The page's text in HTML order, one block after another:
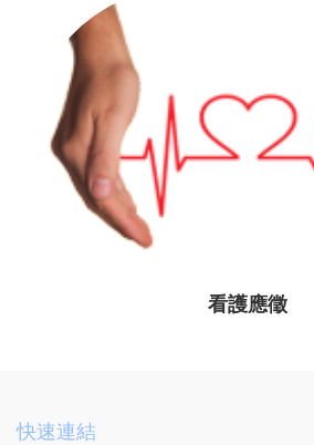
看護應徵
快速連結